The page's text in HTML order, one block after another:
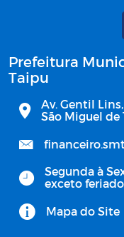
Prefeitura
Taipu
Av. Gentil
São Miguel de
Segunda à
exceto
Mapa do Site